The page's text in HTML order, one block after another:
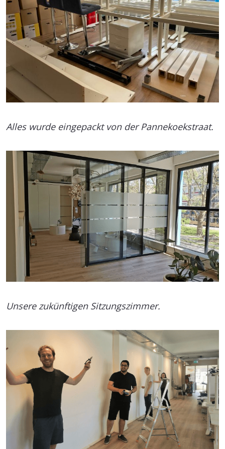
Alles wurde eingepackt von der Pannekoekstraat.
Unsere zukünftigen Sitzungszimmer.